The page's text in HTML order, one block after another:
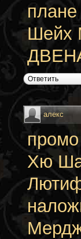
Шейх
Ответить
алекс
Хю